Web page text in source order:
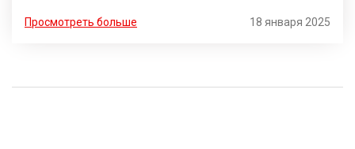
вопросов. В статье расскажем, кто может
Особое внимание уделим изменениям в
Просмотреть больше 18 января 2025